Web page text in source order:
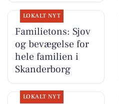
LOKALT NYT
Familietons: Sjov
og bevægelse for
hele familien i
Skanderborg
LOKALT NYT